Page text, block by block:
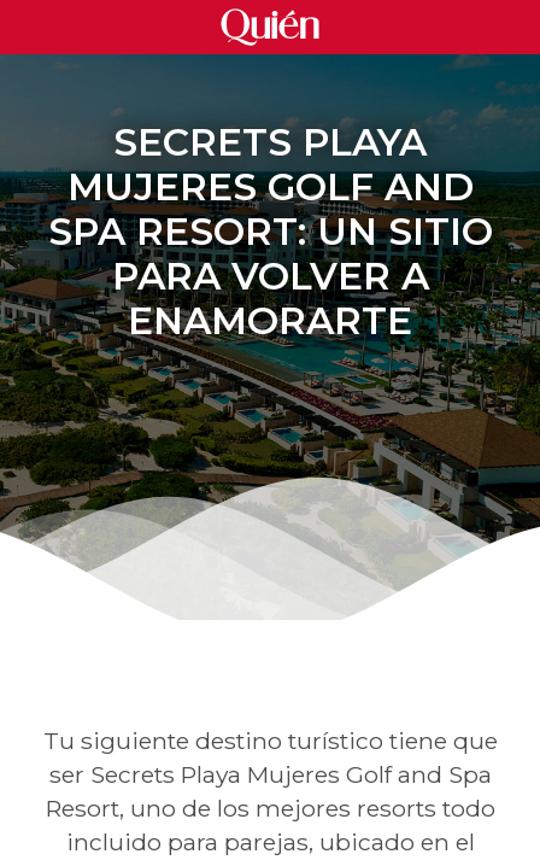
SECRETS PLAYA
MUJERES GOLF AND
SPA RESORT: UN SITIO
PARA VOLVER A
ENAMORARTE
Tu siguiente destino turístico tiene que
ser Secrets Playa Mujeres Golf and Spa
Resort, uno de los mejores resorts todo
incluido para parejas, ubicado en el